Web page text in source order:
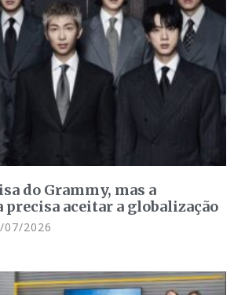
do Grammy, mas a
precisa aceitar a globalização
07/2026